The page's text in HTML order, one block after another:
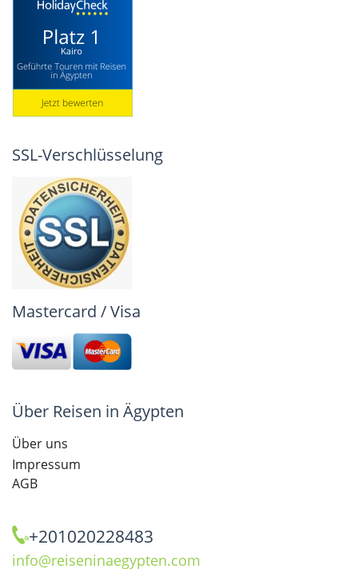
SSL-Verschlüsselung
Mastercard / Visa
Über Reisen in Ägypten
Über uns
Impressum
AGB
+201020228483
info@reiseninaegypten.com